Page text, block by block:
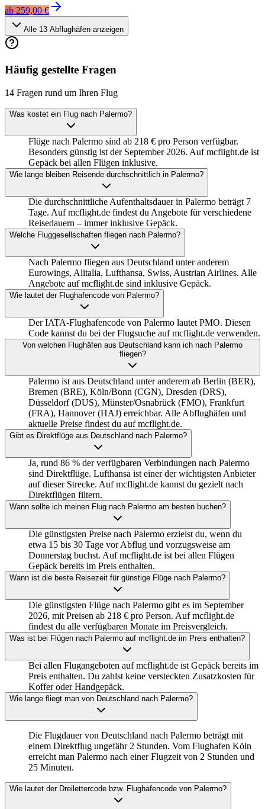
ab 259,00 €
Alle 13 Abflughäfen anzeigen
Häufig gestellte Fragen
14 Fragen rund um Ihren Flug
Was kostet ein Flug nach Palermo?
Flüge nach Palermo sind ab 218 € pro Person verfügbar.
Besonders günstig ist der September 2026. Auf mcflight.de ist
Gepäck bei allen Flügen inklusive.
Wie lange bleiben Reisende durchschnittlich in Palermo?
Die durchschnittliche Aufenthaltsdauer in Palermo beträgt 7
Tage. Auf mcflight.de findest du Angebote für verschiedene
Reisedauern – immer inklusive Gepäck.
Welche Fluggesellschaften fliegen nach Palermo?
Nach Palermo fliegen aus Deutschland unter anderem
Eurowings, Alitalia, Lufthansa, Swiss, Austrian Airlines. Alle
Angebote auf mcflight.de sind inklusive Gepäck.
Wie lautet der Flughafencode von Palermo?
Der IATA-Flughafencode von Palermo lautet PMO. Diesen
Code kannst du bei der Flugsuche auf mcflight.de verwenden.
Von welchen Flughäfen aus Deutschland kann ich nach Palermo
fliegen?
Palermo ist aus Deutschland unter anderem ab Berlin (BER),
Bremen (BRE), Köln/Bonn (CGN), Dresden (DRS),
Düsseldorf (DUS), Münster/Osnabrück (FMO), Frankfurt
(FRA), Hannover (HAJ) erreichbar. Alle Abflughäfen und
aktuelle Preise findest du auf mcflight.de.
Gibt es Direktflüge aus Deutschland nach Palermo?
Ja, rund 86 % der verfügbaren Verbindungen nach Palermo
sind Direktflüge. Lufthansa ist einer der wichtigsten Anbieter
auf dieser Strecke. Auf mcflight.de kannst du gezielt nach
Direktflügen filtern.
Wann sollte ich meinen Flug nach Palermo am besten buchen?
Die günstigsten Preise nach Palermo erzielst du, wenn du
etwa 15 bis 30 Tage vor Abflug und vorzugsweise am
Donnerstag buchst. Auf mcflight.de ist bei allen Flügen
Gepäck bereits im Preis enthalten.
Wann ist die beste Reisezeit für günstige Flüge nach Palermo?
Die günstigsten Flüge nach Palermo gibt es im September
2026, mit Preisen ab 218 € pro Person. Auf mcflight.de
findest du alle verfügbaren Monate im Preisvergleich.
Was ist bei Flügen nach Palermo auf mcflight.de im Preis enthalten?
Bei allen Flugangeboten auf mcflight.de ist Gepäck bereits im
Preis enthalten. Du zahlst keine versteckten Zusatzkosten für
Koffer oder Handgepäck.
Wie lange fliegt man von Deutschland nach Palermo?
Die Flugdauer von Deutschland nach Palermo beträgt mit
einem Direktflug ungefähr 2 Stunden. Vom Flughafen Köln
erreicht man Palermo nach einer Flugzeit von 2 Stunden und
25 Minuten.
Wie lautet der Dreilettercode bzw. Flughafencode von Palermo?